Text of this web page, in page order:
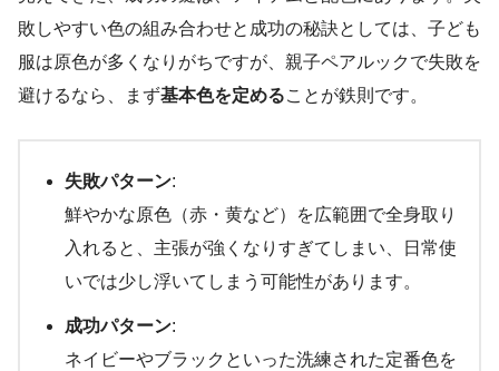
敗しやすい色の組み合わせと成功の秘訣としては、子ども
服は原色が多くなりがちですが、親子ペアルックで失敗を
避けるなら、まず基本色を定めることが鉄則です。
失敗パターン:
鮮やかな原色（赤・黄など）を広範囲で全身取り
入れると、主張が強くなりすぎてしまい、日常使
いでは少し浮いてしまう可能性があります。
成功パターン:
ネイビーやブラックといった洗練された定番色を